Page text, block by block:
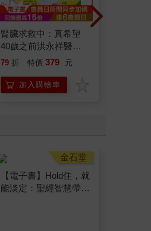
腎臟求救中：真希望
40歲之前洪永祥醫師
就告訴我這些事
79 折 特價 379 元
加入購物車